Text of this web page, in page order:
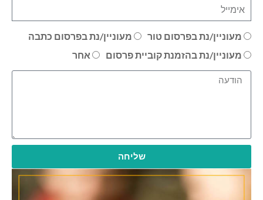
מעוניין/נת בפרסום טור
מעוניין/נת בפרסום כתבה
מעוניין/נת בהזמנת קוביית פרסום
אחר
שליחה